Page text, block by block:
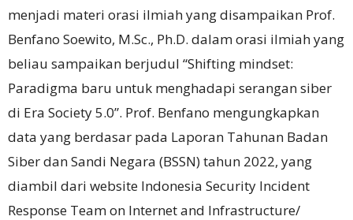
menjadi materi orasi ilmiah yang disampaikan Prof.
Benfano Soewito, M.Sc., Ph.D. dalam orasi ilmiah yang
beliau sampaikan berjudul “Shifting mindset:
Paradigma baru untuk menghadapi serangan siber
di Era Society 5.0”. Prof. Benfano mengungkapkan
data yang berdasar pada Laporan Tahunan Badan
Siber dan Sandi Negara (BSSN) tahun 2022, yang
diambil dari website Indonesia Security Incident
Response Team on Internet and Infrastructure/